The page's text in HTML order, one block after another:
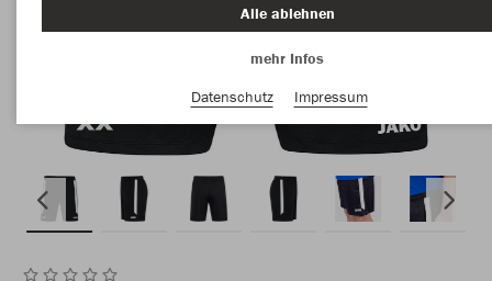
Alle ablehnen
mehr Infos
Datenschutz
Impressum